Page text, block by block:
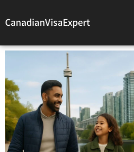
CanadianVisaExpert